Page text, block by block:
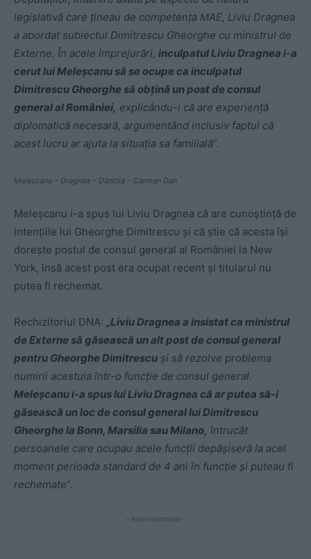
legislativă care țineau de competența MAE, Liviu Dragnea
a abordat subiectul Dimitrescu Gheorghe cu ministrul de
Externe. În acele împrejurări, inculpatul Liviu Dragnea i-a
cerut lui Meleșcanu să se ocupe ca inculpatul
Dimitrescu Gheorghe să obțină un post de consul
general al României, explicându-i că are experiență
diplomatică necesară, argumentând inclusiv faptul că
acest lucru ar ajuta la situația sa familială”.
Meleșcanu – Dragnea – Dăncilă – Carmen Dan
Meleșcanu i-a spus lui Liviu Dragnea că are cunoștință de
intențiile lui Gheorghe Dimitrescu și că știe că acesta își
dorește postul de consul general al României la New
York, însă acest post era ocupat recent și titularul nu
putea fi rechemat.
Rechizitoriul DNA: „Liviu Dragnea a insistat ca ministrul
de Externe să găsească un alt post de consul general
pentru Gheorghe Dimitrescu și să rezolve problema
numirii acestuia într-o funcție de consul general.
Meleșcanu i-a spus lui Liviu Dragnea că ar putea să-i
găsească un loc de consul general lui Dimitrescu
Gheorghe la Bonn, Marsilia sau Milano, întrucât
persoanele care ocupau acele funcții depășiseră la acel
moment perioada standard de 4 ani în funcție și puteau fi
rechemate”.
- Advertisement -